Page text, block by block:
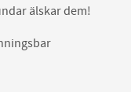
älskar dem!